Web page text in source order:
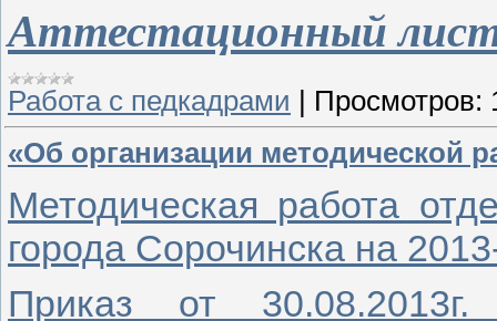
Аттестационный
Работа с педкадрами Просмотров:
«Об организации методической
Методическая работа
города Сорочинска на
Приказ от